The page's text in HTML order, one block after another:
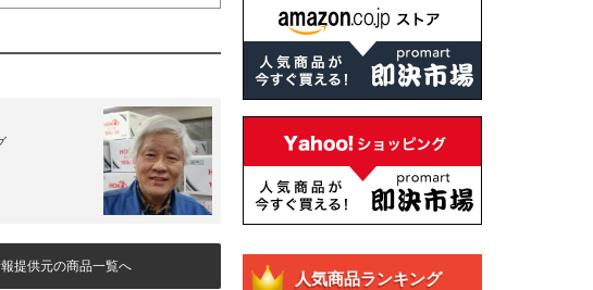
報提供元の商品一覧へ
人気商品ランキング